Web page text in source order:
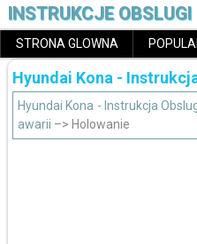
INSTRUKCJE OBSLUGI
STRONA GLOWNA
Hyundai Kona -
Hyundai Kona - Instrukcja
awarii –> Holowanie